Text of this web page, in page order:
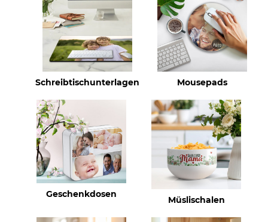
Schreibtischunterlagen Mousepads
Geschenkdosen
Müslischalen